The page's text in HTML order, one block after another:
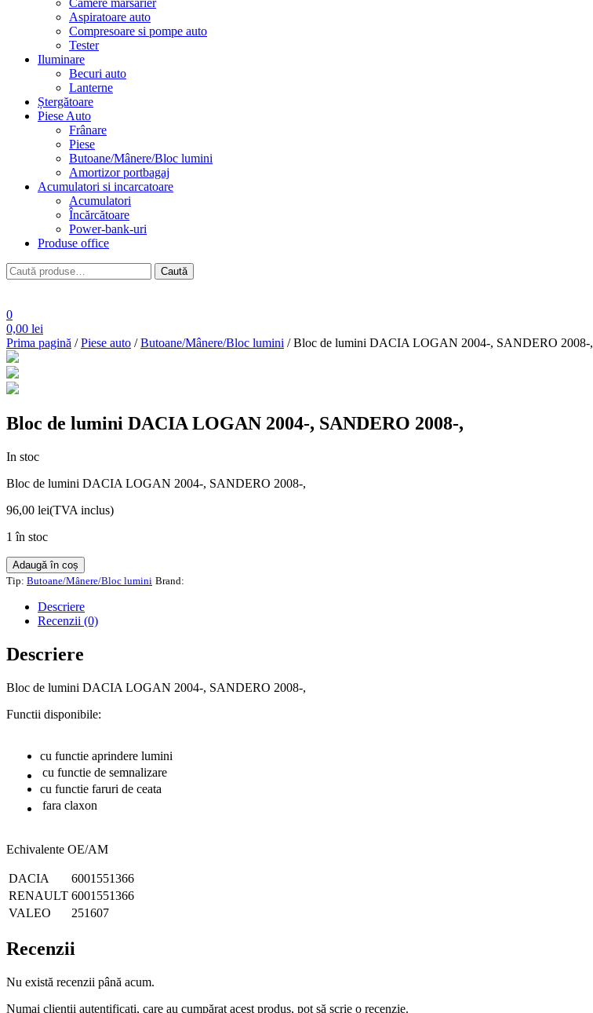
Camere marsarier
Aspiratoare auto
Compresoare si pompe auto
Tester
Iluminare
Becuri auto
Lanterne
Ștergătoare
Piese Auto
Frânare
Piese
Butoane/Mânere/Bloc lumini
Amortizor portbagaj
Acumulatori si incarcatoare
Acumulatori
Încărcătoare
Power-bank-uri
Produse office
Caută
după:
Caută
0
0,00 lei
Prima pagină /Piese auto /Butoane/Mânere/Bloc lumini / Bloc de lumini DACIA LOGAN 2004-, SANDERO 2008-,
Bloc de lumini DACIA LOGAN 2004-, SANDERO 2008-,
In stoc
Bloc de lumini DACIA LOGAN 2004-, SANDERO 2008-,
96,00 lei(TVA inclus)
1 în stoc
Cantitate
Bloc
de
lumini
DACIA
2004-,
SANDERO
Adaugă în coș
Tip: Butoane/Mânere/Bloc lumini Brand:
Descriere
Recenzii (0)
Descriere
Bloc de lumini DACIA LOGAN 2004-, SANDERO 2008-,
Functii disponibile:
cu functie aprindere lumini
cu functie de semnalizare
cu functie faruri de ceata
fara claxon
Echivalente OE/AM
DACIA
6001551366
RENAULT 6001551366
VALEO
251607
Recenzii
Nu există recenzii până acum.
Numai clienții autentificați, care au cumpărat acest produs, pot să scrie o recenzie.